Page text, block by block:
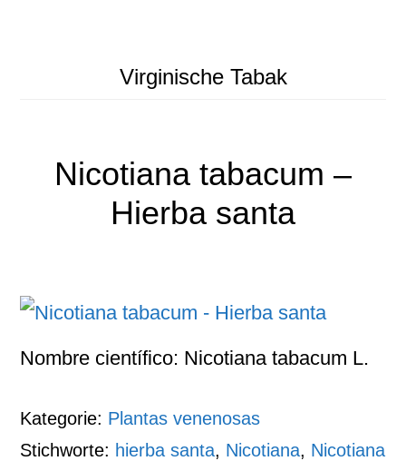
Virginische Tabak
Nicotiana tabacum –
Hierba santa
Nombre científico: Nicotiana tabacum L.
Kategorie: Plantas venenosas
Stichworte: hierba santa, Nicotiana, Nicotiana